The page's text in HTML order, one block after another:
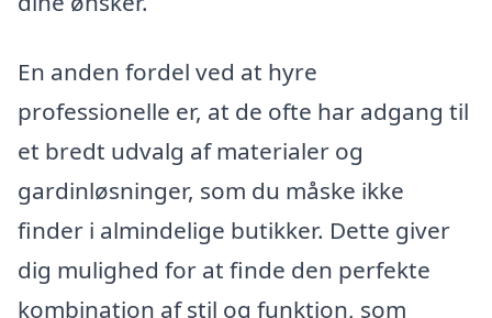
En anden fordel ved at hyre
professionelle er, at de ofte har adgang til
et bredt udvalg af materialer og
gardinløsninger, som du måske ikke
finder i almindelige butikker. Dette giver
dig mulighed for at finde den perfekte
kombination af stil og funktion, som